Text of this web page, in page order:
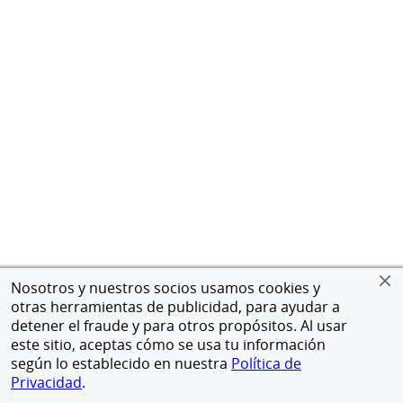
Nosotros y nuestros socios usamos cookies y
otras herramientas de publicidad, para ayudar a
detener el fraude y para otros propósitos. Al usar
este sitio, aceptas cómo se usa tu información
según lo establecido en nuestra Política de
Privacidad.